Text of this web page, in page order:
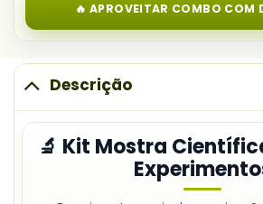
com
Recurso
3D
de
Economia
e
de
Água
🔥 APROVEITAR COMBO COM
Descrição
🔬 Kit Mostra